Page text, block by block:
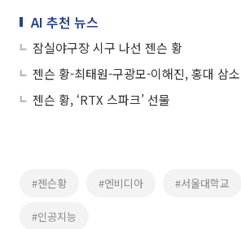
AI 추천 뉴스
잠실야구장 시구 나선 젠슨 황
젠슨 황-최태원-구광모-이해진, 홍대 삼
젠슨 황, ‘RTX 스파크’ 선물
#젠슨황 #엔비디아 #서울대학교
#인공지능